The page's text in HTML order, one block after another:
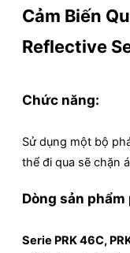
Cảm Biến
Reflective
Chức năng:
Sử dụng một bộ
thể đi qua sẽ chặn
Dòng sản phẩm
Serie PRK 46C,